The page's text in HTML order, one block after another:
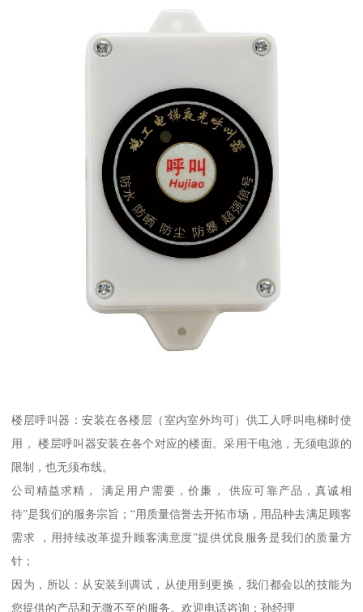
楼层呼叫器：安装在各楼层（室内室外均可）供工人呼叫电梯时使
用， 楼层呼叫器安装在各个对应的楼面。采用干电池，无须电源的
限制，也无须布线。
公司精益求精， 满足用户需要，价廉， 供应可靠产品，真诚相
待”是我们的服务宗旨；“用质量信誉去开拓市场，用品种去满足顾客
需求 ，用持续改革提升顾客满意度”提供优良服务是我们的质量方
针；
因为，所以：从安装到调试，从使用到更换，我们都会以的技能为
您提供的产品和无微不至的服务。欢迎电话咨询：孙经理